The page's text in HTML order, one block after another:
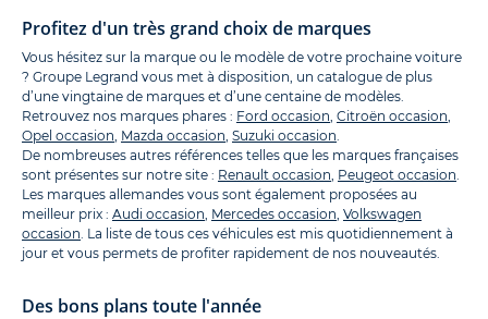
Profitez d'un très grand choix de marques
Vous hésitez sur la marque ou le modèle de votre prochaine voiture
? Groupe Legrand vous met à disposition, un catalogue de plus
d’une vingtaine de marques et d’une centaine de modèles.
Retrouvez nos marques phares : Ford occasion Citroën occasion
Opel occasion Mazda occasion Suzuki occasion
De nombreuses autres références telles que les marques françaises
sont présentes sur notre site : Renault occasion Peugeot occasion
Les marques allemandes vous sont également proposées au
meilleur prix : Audi occasion Mercedes occasion Volkswagen
occasion . La liste de tous ces véhicules est mis quotidiennement à
jour et vous permets de profiter rapidement de nos nouveautés.
Des bons plans toute l'année